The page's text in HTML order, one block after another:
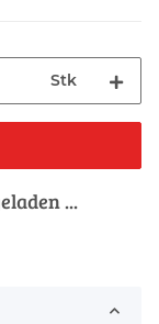
Stk
...